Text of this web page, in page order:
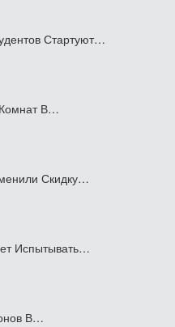
Стартуют…
В…
Скидку…
Испытывать…
В…